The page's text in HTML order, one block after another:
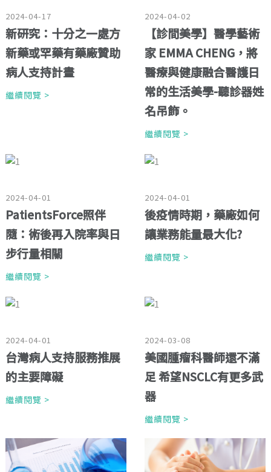
2024-04-17
新研究：十分之一處方
新藥或罕藥有藥廠贊助
病人支持計畫
繼續閱覽 >
2024-04-02
【診間美學】醫學藝術
家 EMMA CHENG，將
醫療與健康融合醫護日
常的生活美學-聽診器姓
名吊飾。
繼續閱覽 >
2024-04-01
PatientsForce照伴
隨：術後再入院率與日
步行量相關
繼續閱覽 >
2024-04-01
後疫情時期，藥廠如何
讓業務能量最大化?
繼續閱覽 >
2024-04-01
台灣病人支持服務推展
的主要障礙
繼續閱覽 >
2024-03-08
美國腫瘤科醫師還不滿
足 希望NSCLC有更多武
器
繼續閱覽 >